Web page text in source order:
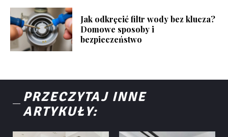
Jak odkręcić filtr wody bez klucza?
Domowe sposoby i
bezpieczeństwo
PRZECZYTAJ INNE
ARTYKUŁY: